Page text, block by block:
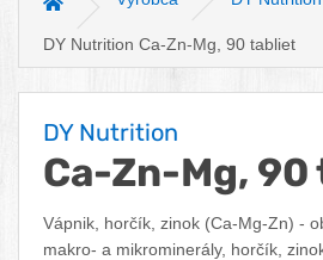
Hlavná stránka
DY Nutrition Ca-Zn-Mg, 90 tabliet
DY Nutrition
Ca-Zn-Mg,
Vápnik, horčík, zinok (Ca-Mg-Zn) -
makro- a mikrominerály, horčík,